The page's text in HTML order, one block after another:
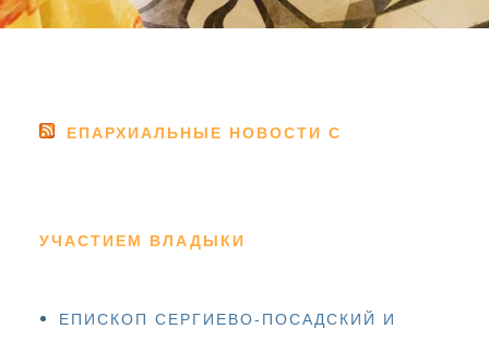
ЕПАРХИАЛЬНЫЕ НОВОСТИ С
УЧАСТИЕМ ВЛАДЫКИ
ЕПИСКОП СЕРГИЕВО-ПОСАДСКИЙ И